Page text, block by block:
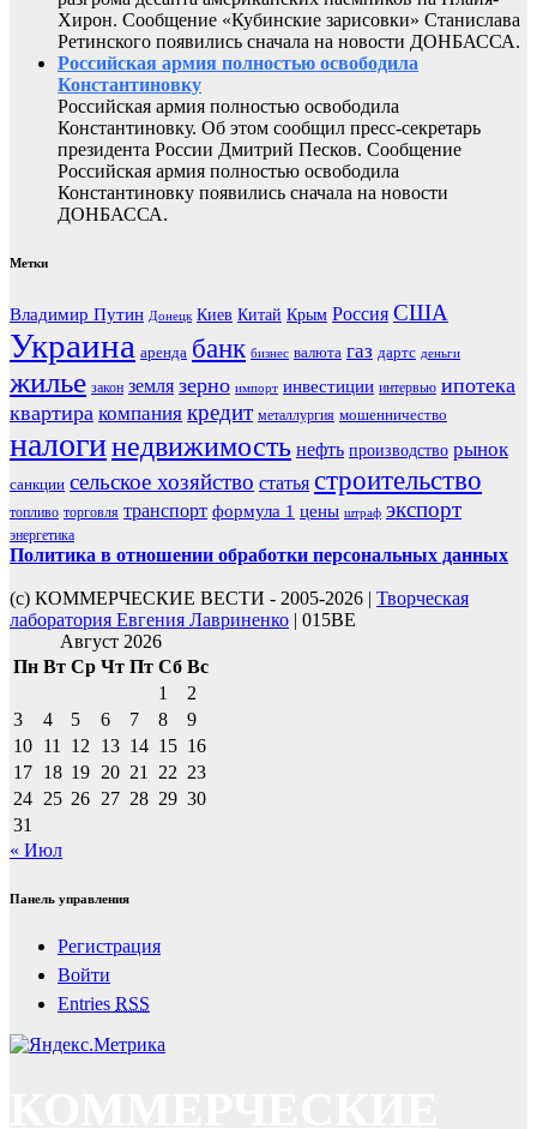
Хирон. Сообщение «Кубинские зарисовки» Станислава
Ретинского появились сначала на новости ДОНБАССА.
Российская армия полностью освободила
Константиновку
Российская армия полностью освободила
Константиновку. Об этом сообщил пресс-секретарь
президента России Дмитрий Песков. Сообщение
Российская армия полностью освободила
Константиновку появились сначала на новости
ДОНБАССА.
Метки
Владимир Путин Донецк Киев Китай Крым Россия США
Украина аренда банк бизнес валюта газ дартс деньги
жилье закон земля зерно импорт инвестиции интервью ипотека
квартира компания кредит металлургия мошенничество
налогинедвижимость нефть производство рынок
санкции сельское хозяйство статья строительство
топливо торговля транспорт формула 1 цены штраф экспорт
энергетика
Политика в отношении обработки персональных данных
(с) КОММЕРЧЕСКИЕ ВЕСТИ - 2005-2026 | Творческая
лаборатория Евгения Лавриненко | 015BE
Август 2026
Пн Вт Ср Чт Пт Сб Вс
1
2
3
4 5 6 7 8
9
10 11 12 13 14 15 16
17 18 19 20 21 22 23
24 25 26 27 28 29 30
31
« Июл
Панель управления
Регистрация
Войти
Entries RSS